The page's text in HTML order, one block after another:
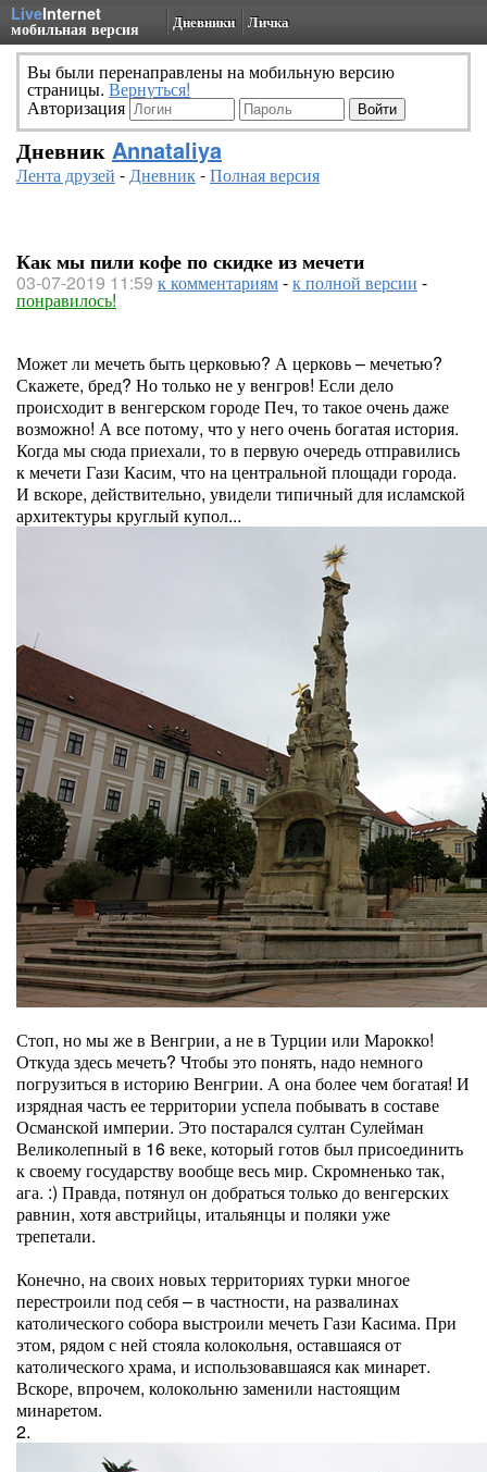
LiveInternet
мобильная версия Дневники Личка
Вы были перенаправлены на мобильную версию
страницы. Вернуться!
Авторизация
Дневник Annataliya
Лента друзей -Дневник-Полная версия
Как мы пили кофе по скидке из мечети
03-07-2019 11:59 к комментариям-к полной версии -
понравилось!
Может ли мечеть быть церковью? А церковь – мечетью?
Скажете, бред? Но только не у венгров! Если дело
происходит в венгерском городе Печ, то такое очень даже
возможно! А все потому, что у него очень богатая история.
Когда мы сюда приехали, то в первую очередь отправились
к мечети Гази Касим, что на центральной площади города.
И вскоре, действительно, увидели типичный для исламской
архитектуры круглый купол...
Стоп, но мы же в Венгрии, а не в Турции или Марокко!
Откуда здесь мечеть? Чтобы это понять, надо немного
погрузиться в историю Венгрии. А она более чем богатая! И
изрядная часть ее территории успела побывать в составе
Османской империи. Это постарался султан Сулейман
Великолепный в 16 веке, который готов был присоединить
к своему государству вообще весь мир. Скромненько так,
ага. :) Правда, потянул он добраться только до венгерских
равнин, хотя австрийцы, итальянцы и поляки уже
трепетали.
Конечно, на своих новых территориях турки многое
перестроили под себя – в частности, на развалинах
католического собора выстроили мечеть Гази Касима. При
этом, рядом с ней стояла колокольня, оставшаяся от
католического храма, и использовавшаяся как минарет.
Вскоре, впрочем, колокольню заменили настоящим
минаретом.
2.